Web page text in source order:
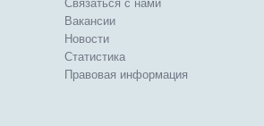
Связаться с нами
Вакансии
Новости
Статистика
Правовая информация